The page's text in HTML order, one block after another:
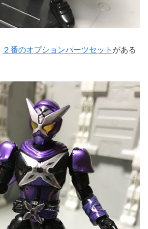
２番のオプションパーツセット がある